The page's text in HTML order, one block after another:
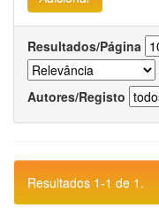
Resultados/Página
Autores/Registo
Resultados 1-1 de 1.